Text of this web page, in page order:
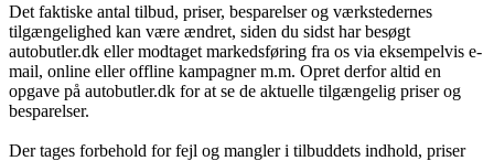
Det faktiske antal tilbud, priser, besparelser og værkstedernes
tilgængelighed kan være ændret, siden du sidst har besøgt
autobutler.dk eller modtaget markedsføring fra os via eksempelvis e-
mail, online eller offline kampagner m.m. Opret derfor altid en
opgave på autobutler.dk for at se de aktuelle tilgængelig priser og
besparelser.
Der tages forbehold for fejl og mangler i tilbuddets indhold, priser